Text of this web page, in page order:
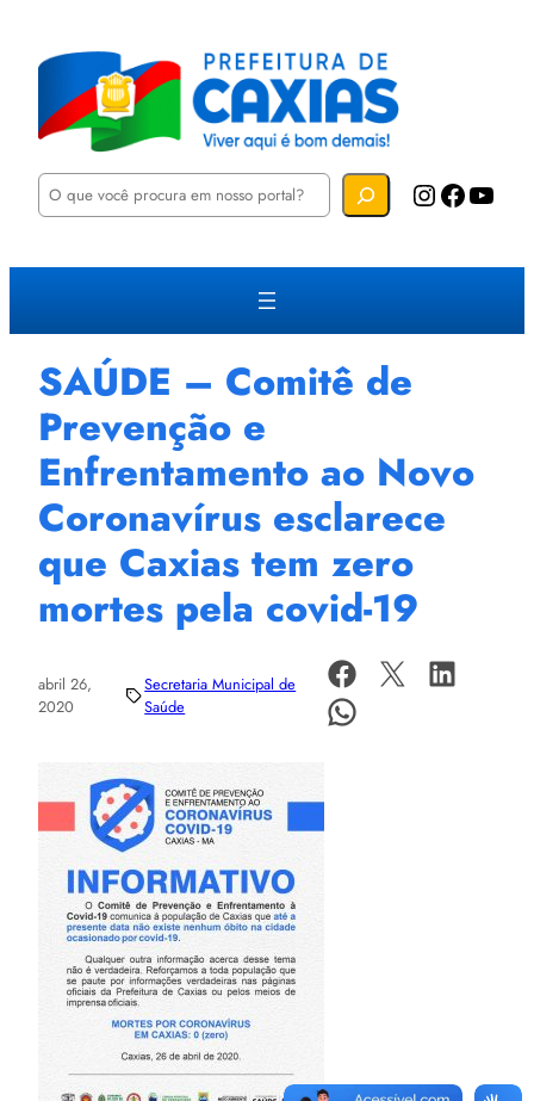
P
u
a
Instagram Facebook YouTube
SAÚDE – Comitê de
Prevenção e
Enfrentamento ao Novo
Coronavírus esclarece
que Caxias tem zero
mortes pela covid-19
abril 26,
2020
Secretaria Municipal de
Saúde